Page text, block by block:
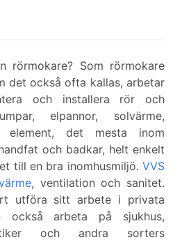
rörmokare? Som rörmokare
det också ofta kallas, arbetar
och installera rör och
elpannor, solvärme,
element, det mesta inom
och badkar, helt enkelt
till en bra inomhusmiljö. VVS
, ventilation och sanitet.
utföra sitt arbete i privata
också arbeta på sjukhus,
och andra sorters